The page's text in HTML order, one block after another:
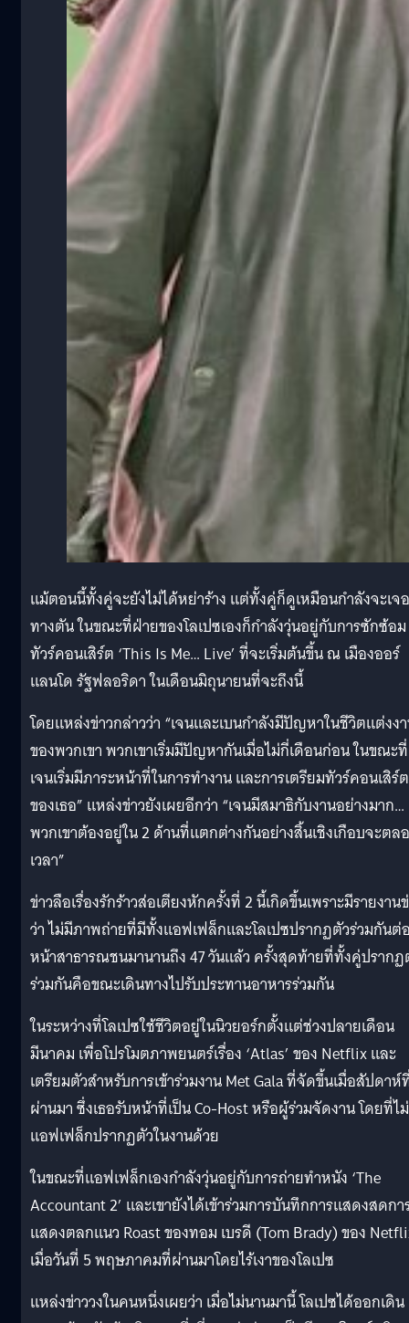
แม้ตอนนี้ทั้งคู่จะยังไม่ได้หย่าร้าง แต่ทั้งคู่ก็ดูเหมือนกำลังจะเจอ
ทางตัน ในขณะที่ฝ่ายของโลเปซเองก็กำลังวุ่นอยู่กับการซักซ้อม
ทัวร์คอนเสิร์ต ‘This Is Me… Live’ ที่จะเริ่มต้นขึ้น ณ เมืองออร์
แลนโด รัฐฟลอริดา ในเดือนมิถุนายนที่จะถึงนี้
โดยแหล่งข่าวกล่าวว่า “เจนและเบนกำลังมีปัญหาในชีวิตแต่งง
ของพวกเขา พวกเขาเริ่มมีปัญหากันเมื่อไม่กี่เดือนก่อน ในขณะที่
เจนเริ่มมีภาระหน้าที่ในการทำงาน และการเตรียมทัวร์คอนเสิร์ต
ของเธอ” แหล่งข่าวยังเผยอีกว่า “เจนมีสมาธิกับงานอย่างมาก…
พวกเขาต้องอยู่ใน 2 ด้านที่แตกต่างกันอย่างสิ้นเชิงเกือบจะตล
เวลา”
ข่าวลือเรื่องรักร้าวส่อเตียงหักครั้งที่ 2 นี้เกิดขึ้นเพราะมีรายงาน
ว่า ไม่มีภาพถ่ายที่มีทั้งแอฟเฟล็กและโลเปซปรากฏตัวร่วมกันต่
หน้าสาธารณชนมานานถึง 47 วันแล้ว ครั้งสุดท้ายที่ทั้งคู่ปราก
ร่วมกันคือขณะเดินทางไปรับประทานอาหารร่วมกัน
ในระหว่างที่โลเปซใช้ชีวิตอยู่ในนิวยอร์กตั้งแต่ช่วงปลายเดือน
มีนาคม เพื่อโปรโมตภาพยนตร์เรื่อง ‘Atlas’ ของ Netflix และ
เตรียมตัวสำหรับการเข้าร่วมงาน Met Gala ที่จัดขึ้นเมื่อสัปดาห์
ผ่านมา ซึ่งเธอรับหน้าที่เป็น Co-Host หรือผู้ร่วมจัดงาน โดยที่ไ
แอฟเฟล็กปรากฏตัวในงานด้วย
ในขณะที่แอฟเฟล็กเองกำลังวุ่นอยู่กับการถ่ายทำหนัง ‘The
Accountant 2’ และเขายังได้เข้าร่วมการบันทึกการแสดงสดกา
แสดงตลกแนว Roast ของทอม เบรดี (Tom Brady) ของ
เมื่อวันที่ 5 พฤษภาคมที่ผ่านมาโดยไร้เงาของโลเปซ
แหล่งข่าววงในคนหนึ่งเผยว่า เมื่อไม่นานมานี้ โลเปซได้ออกเดิน